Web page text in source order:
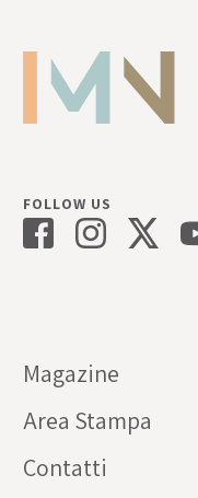
FOLLOW US
Magazine
Area Stampa
Contatti